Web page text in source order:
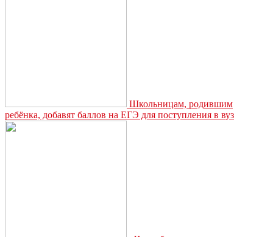
Школьницам, родившим
ребёнка, добавят баллов на ЕГЭ для поступления в вуз